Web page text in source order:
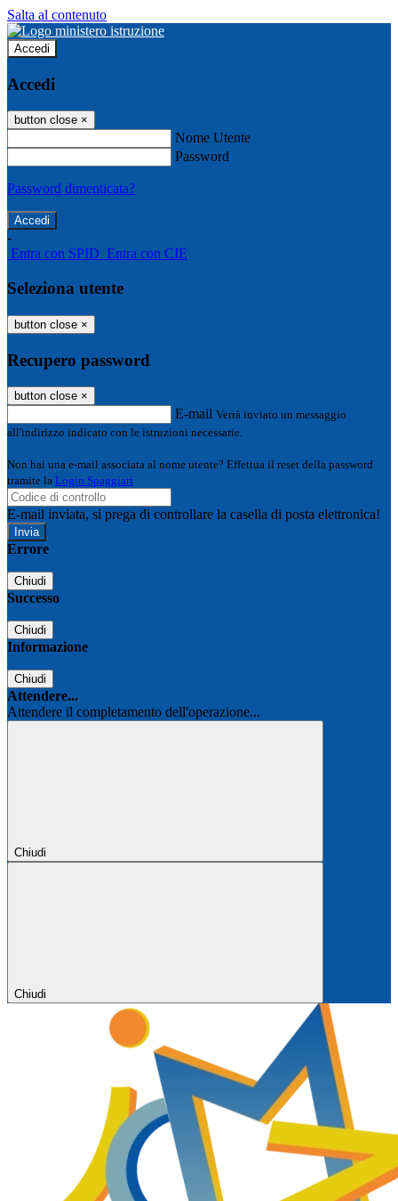
Salta al contenuto
Accedi
Accedi
button close ×
Nome Utente
Password
Password dimenticata?
-
Entra con SPID Entra con CIE
Seleziona utente
button close ×
Recupero password
button close ×
E-mail Verrà inviato un messaggio
all'indirizzo indicato con le istruzioni necessarie.
Non hai una e-mail associata al nome utente? Effettua il reset della password
tramite la Login Spaggiari
E-mail inviata, si prega di controllare la casella di posta elettronica!
Errore
Chiudi
Successo
Chiudi
Informazione
Chiudi
Attendere...
Attendere il completamento dell'operazione...
Chiudi
Chiudi